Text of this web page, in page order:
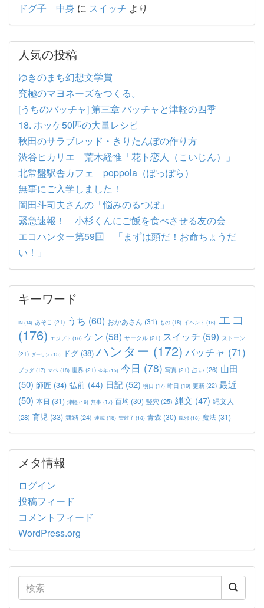
ドグ子 中身 に スイッチ より
人気の投稿
ゆきのまち幻想文学賞
究極のマヨネーズをつくる。
[うちのバッチャ] 第三章 バッチャと津軽の四季 ｰｰｰ
18. ホッケ50匹の大量レシピ
秋田のサラブレッド・きりたんぽの作り方
渋谷ヒカリエ 荒木経惟「花ト恋人（こいじん）」
北常盤駅舎カフェ poppola（ぽっぽら）
無事にご入学しました！
岡田斗司夫さんの「悩みのるつぼ」
緊急速報！ 小杉くんにご飯を食べさせる友の会
エコハンター第59回 「まずは頭だ！お命ちょうだ
い！」
キーワード
IN(14) あそこ (21) うち (60) おかあさん (31) もの (18) イベント (16) エコ
(176) エジプト (16) ケン (58) サークル (21) スイッチ (59) ストーン
(21) ダーリン(15) ドグ (38) ハンター (172) バッチャ (71)
ブッダ (17) マペ (18) 世界 (21) 今年(15) 今日 (78) 写真 (21) 占い(26) 山田
(50) 師匠 (34) 弘前 (44) 日記 (52) 明日 (17) 昨日 (19) 更新 (22) 最近
(50) 本日 (31) 津軽(16) 無事 (17) 百均 (30) 竪穴 (25) 縄文 (47) 縄文人
(28) 育児 (33) 舞踏 (24) 連載 (18) 雪雄子(16) 青森 (30) 風邪(16) 魔法 (31)
メタ情報
ログイン
投稿フィード
コメントフィード
WordPress.org